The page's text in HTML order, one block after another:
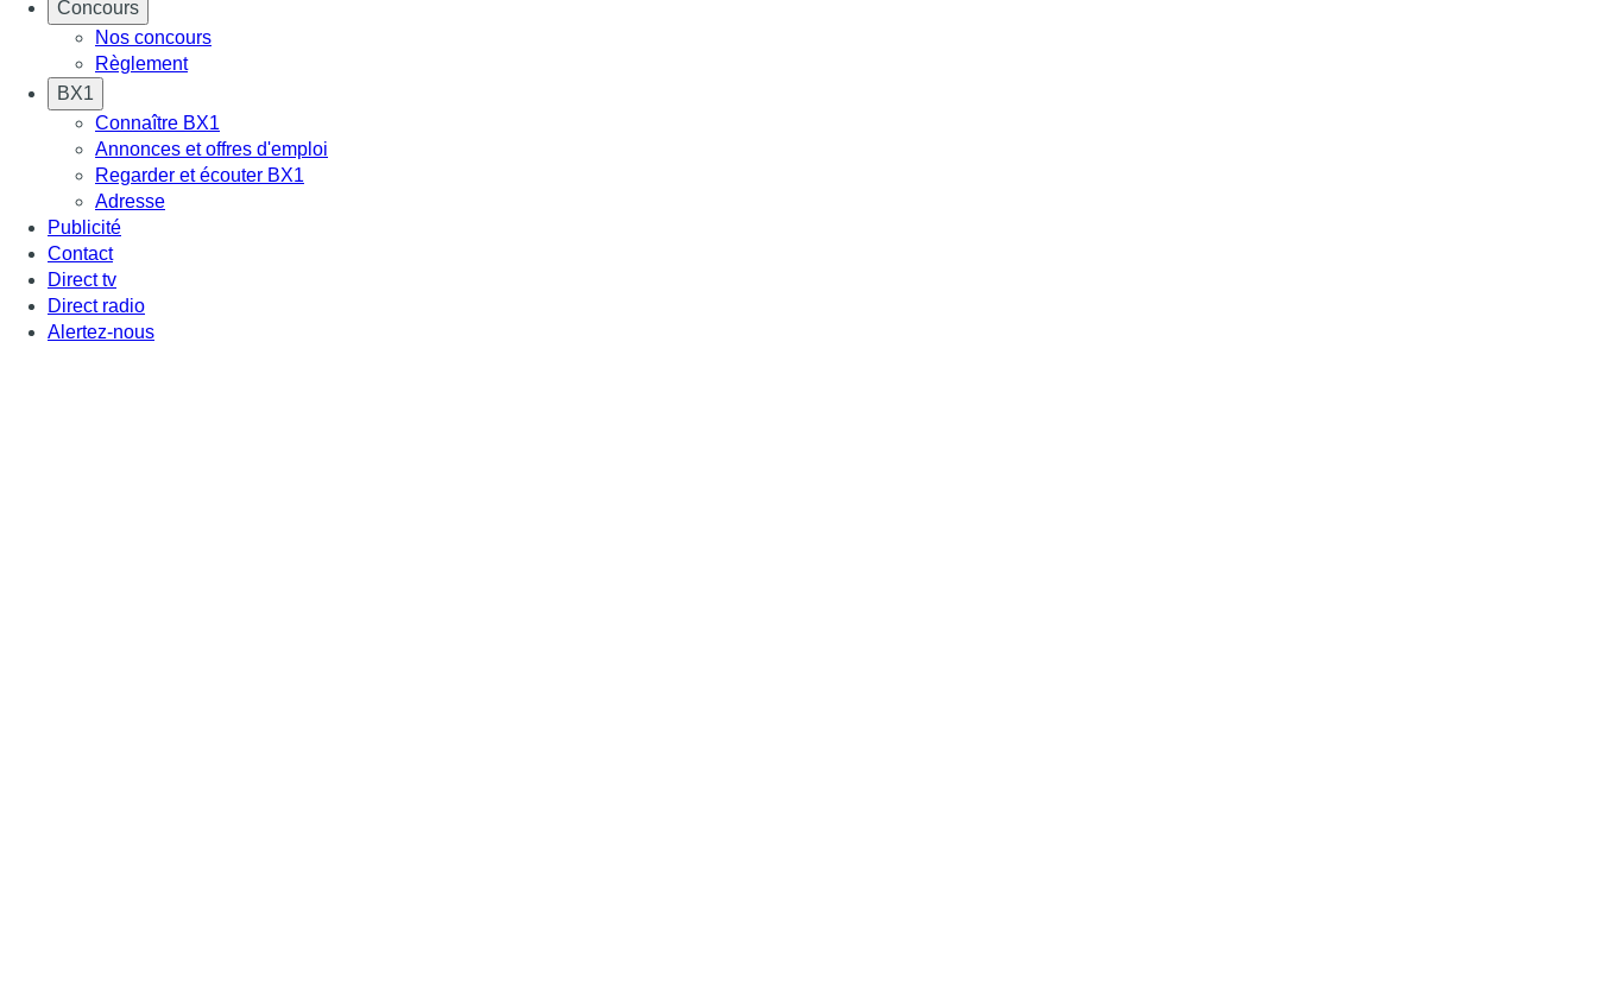
Concours
Nos concours
Règlement
BX1
Connaître BX1
Annonces et offres d'emploi
Regarder et écouter BX1
Adresse
Publicité
Contact
Direct tv
Direct radio
Alertez-nous